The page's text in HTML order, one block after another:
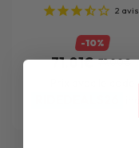
2 avis
-10%
71.01€ 79.00€